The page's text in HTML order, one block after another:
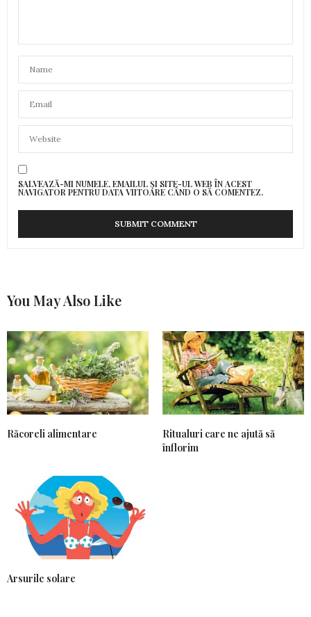
SALVEAZĂ-MI NUMELE, EMAILUL ȘI SITE-UL WEB ÎN ACEST
NAVIGATOR PENTRU DATA VIITOARE CÂND O SĂ COMENTEZ.
You May Also Like
Răcoreli alimentare
Ritualuri care ne ajută să
înflorim
Arsurile solare